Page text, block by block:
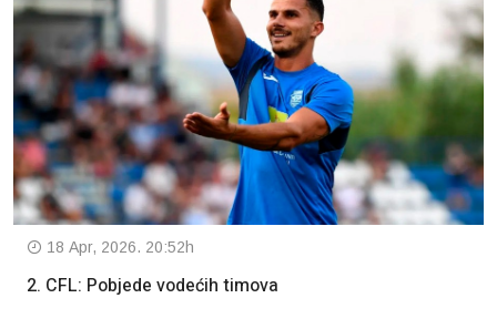
18 Apr, 2026. 20:52h
2. CFL: Pobjede vodećih timova